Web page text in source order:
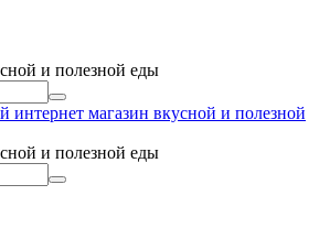
и полезной еды
и полезной еды